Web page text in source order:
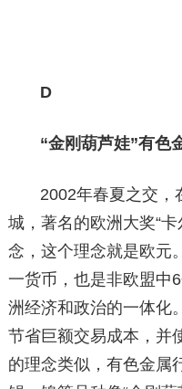
D
“金刚葫芦娃”有色
2002年春夏之交，
城，著名的欧洲大奖“
念，这个理念就是欧元
一货币，也是非欧盟中
洲经济和政治的一体化
节省巨额交易成本，并
的理念类似，有色金属